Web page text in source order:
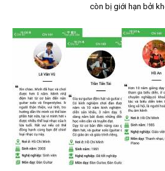
còn bị giới hạn bởi